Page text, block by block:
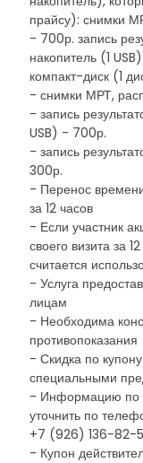
прайсу): снимки
- 700р. запись
накопитель (1
компакт-диск (1
- снимки МРТ,
- запись
USB) - 700р.
- запись
300р.
- Перенос
за 12 часов
- Если участник
своего визита за
считается
- Услуга
лицам
- Необходима
противопоказания
- Скидка по
специальными
- Информацию по
уточнить по
+7 (926) 136-82-
- Купон